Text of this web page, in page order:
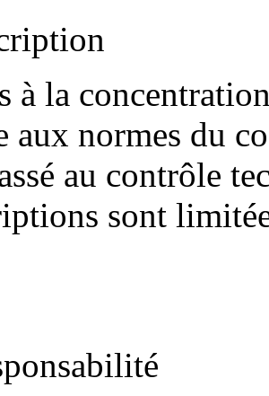
à la
aux normes du
au contrôle
sont